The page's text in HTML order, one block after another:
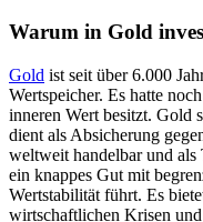
Warum in Gold
Gold ist seit über 6.000
Wertspeicher. Es hatte
inneren Wert besitzt. Gold
dient als Absicherung
weltweit handelbar und als
ein knappes Gut mit
Wertstabilität führt. Es
wirtschaftlichen Krisen